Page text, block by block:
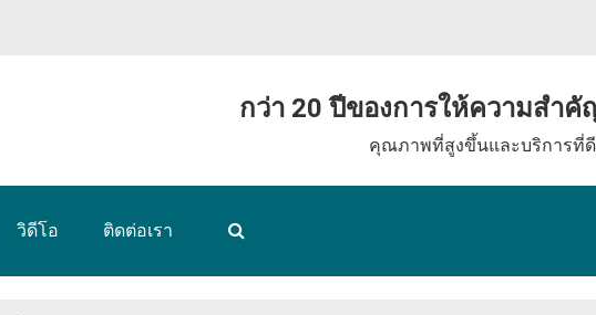
กว่า 20 ปีของการให้ความสํา
คุณภาพที่สูงขึ้นและบริการที่
วิดีโอ ติดต่อเรา